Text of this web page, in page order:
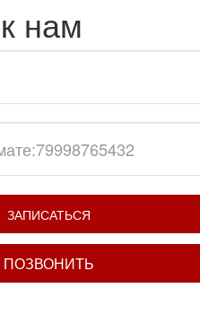
нам
ЗАПИСАТЬСЯ
ПОЗВОНИТЬ